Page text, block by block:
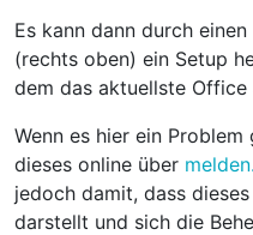
Es kann dann durch
(rechts oben) ein Setup
dem das aktuellste
Wenn es hier ein
dieses online über
jedoch damit, dass
darstellt und sich die